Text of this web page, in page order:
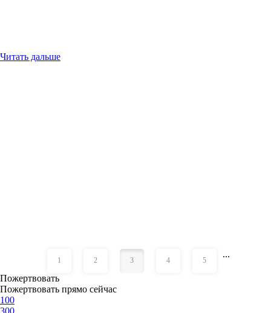
Читать дальше
1 2 3 4 5
...
Пожертвовать
Пожертвовать прямо сейчас
100
300